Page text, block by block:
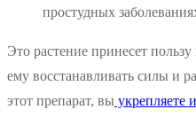
простудных
Это растение принесет
ему восстанавливать силы и
этот препарат, вы укрепляете